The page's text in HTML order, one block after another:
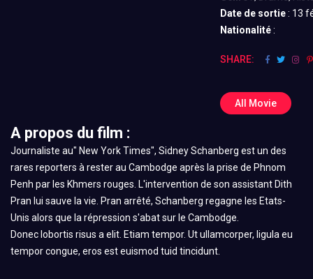
Date de sortie: 13
Nationalité:
SHARE:
All Movie
A propos du film :
Journaliste au" New York Times", Sidney Schanberg est un des
rares reporters à rester au Cambodge après la prise de Phnom
Penh par les Khmers rouges. L'intervention de son assistant Dith
Pran lui sauve la vie. Pran arrêté, Schanberg regagne les Etats-
Unis alors que la répression s'abat sur le Cambodge.
Donec lobortis risus a elit. Etiam tempor. Ut ullamcorper, ligula eu
tempor congue, eros est euismod tuid tincidunt.